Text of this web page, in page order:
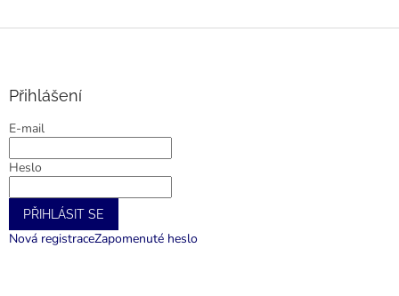
Přihlášení
E-mail
Heslo
PŘIHLÁSIT SE
Nová registraceZapomenuté heslo